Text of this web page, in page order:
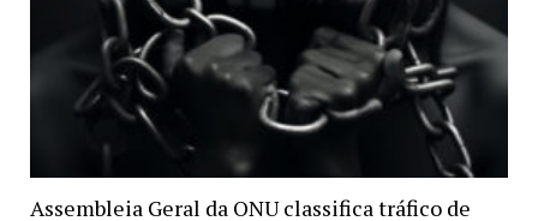
Assembleia Geral da ONU classifica tráfico de